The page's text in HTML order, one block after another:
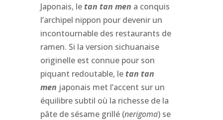
Japonais, letan tan men a conquis
l’archipel nippon pour devenir un
incontournable des restaurants de
ramen. Si la version sichuanaise
originelle est connue pour son
piquant redoutable, letan tan
men japonais met l’accent sur un
équilibre subtil où la richesse de la
pâte de sésame grillé (nerigoma) se